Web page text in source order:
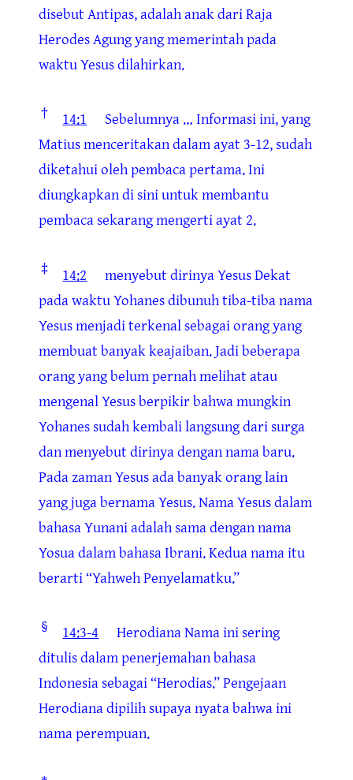
disebut Antipas, adalah anak dari Raja
Herodes Agung yang memerintah pada
waktu Yesus dilahirkan.
† 14:1 Sebelumnya …Informasi ini, yang
Matius menceritakan dalam ayat 3-12, sudah
diketahui oleh pembaca pertama. Ini
diungkapkan di sini untuk membantu
pembaca sekarang mengerti ayat 2.
‡ 14:2 menyebut dirinya YesusDekat
pada waktu Yohanes dibunuh tiba-tiba nama
Yesus menjadi terkenal sebagai orang yang
membuat banyak keajaiban. Jadi beberapa
orang yang belum pernah melihat atau
mengenal Yesus berpikir bahwa mungkin
Yohanes sudah kembali langsung dari surga
dan menyebut dirinya dengan nama baru.
Pada zaman Yesus ada banyak orang lain
yang juga bernama Yesus. Nama Yesus dalam
bahasa Yunani adalah sama dengan nama
Yosua dalam bahasa Ibrani. Kedua nama itu
berarti “Yahweh Penyelamatku.”
§ 14:3-4 HerodianaNama ini sering
ditulis dalam penerjemahan bahasa
Indonesia sebagai “Herodias.” Pengejaan
Herodiana dipilih supaya nyata bahwa ini
nama perempuan.